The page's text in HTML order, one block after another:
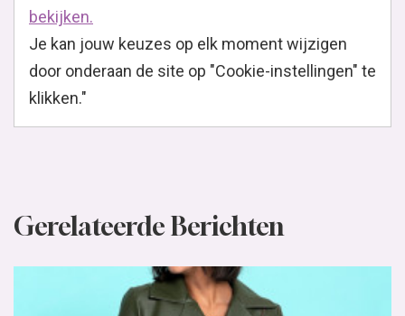
bekijken.
Je kan jouw keuzes op elk moment wijzigen
door onderaan de site op "Cookie-instellingen" te
klikken."
Gerelateerde Berichten